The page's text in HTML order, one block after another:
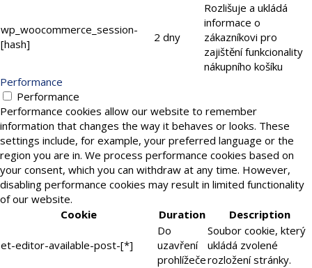
wp_woocommerce_session-
[hash]
2 dny
Rozlišuje a ukládá
informace o
zákazníkovi pro
zajištění funkcionality
nákupního košíku
Performance
Performance
Performance cookies allow our website to remember
information that changes the way it behaves or looks. These
settings include, for example, your preferred language or the
region you are in. We process performance cookies based on
your consent, which you can withdraw at any time. However,
disabling performance cookies may result in limited functionality
of our website.
Cookie
Duration Description
et-editor-available-post-[*]
Do
uzavření
prohlížeče
Soubor cookie, který
ukládá zvolené
rozložení stránky.